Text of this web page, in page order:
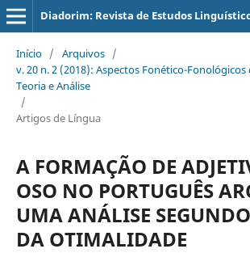
Diadorim: Revista de Estudos
Início / Arquivos /
v. 20 n. 2 (2018): Aspectos Fonético-
Teoria e Análise
/
Artigos de Língua
A FORMAÇÃO DE
OSO NO PORTUGUÊS
UMA ANÁLISE
DA OTIMALIDADE